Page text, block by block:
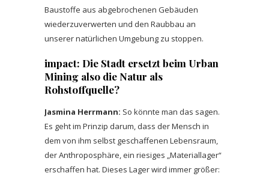
Baustoffe aus abgebrochenen Gebäuden
wiederzuverwerten und den Raubbau an
unserer natürlichen Umgebung zu stoppen.
impact: Die Stadt ersetzt beim Urban
Mining also die Natur als
Rohstoffquelle?
Jasmina Herrmann: So könnte man das sagen.
Es geht im Prinzip darum, dass der Mensch in
dem von ihm selbst geschaffenen Lebensraum,
der Anthroposphäre, ein riesiges „Materiallager“
erschaffen hat. Dieses Lager wird immer größer: